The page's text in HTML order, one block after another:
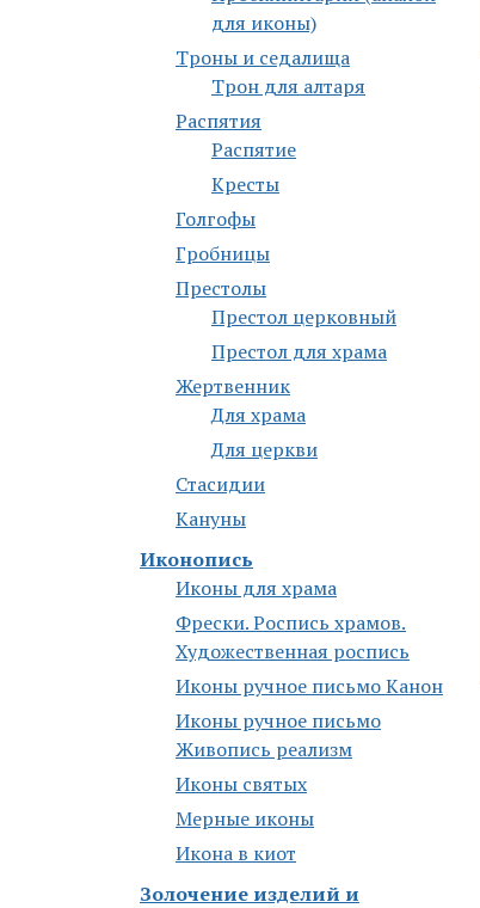
для иконы)
Троны и седалища
Трон для алтаря
Распятия
Распятие
Кресты
Голгофы
Гробницы
Престолы
Престол церковный
Престол для храма
Жертвенник
Для храма
Для церкви
Стасидии
Кануны
Иконопись
Иконы для храма
Фрески. Роспись храмов.
Художественная роспись
Иконы ручное письмо Канон
Иконы ручное письмо
Живопись реализм
Иконы святых
Мерные иконы
Икона в киот
Золочение изделий и